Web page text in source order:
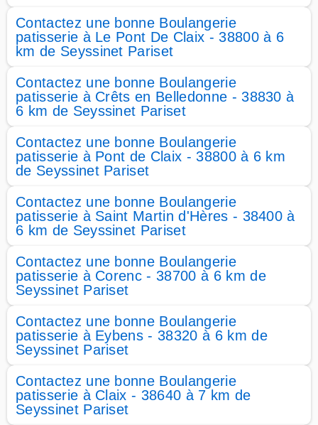
Contactez une bonne Boulangerie
patisserie à Le Pont De Claix - 38800 à 6
km de Seyssinet Pariset
Contactez une bonne Boulangerie
patisserie à Crêts en Belledonne - 38830 à
6 km de Seyssinet Pariset
Contactez une bonne Boulangerie
patisserie à Pont de Claix - 38800 à 6 km
de Seyssinet Pariset
Contactez une bonne Boulangerie
patisserie à Saint Martin d'Hères - 38400 à
6 km de Seyssinet Pariset
Contactez une bonne Boulangerie
patisserie à Corenc - 38700 à 6 km de
Seyssinet Pariset
Contactez une bonne Boulangerie
patisserie à Eybens - 38320 à 6 km de
Seyssinet Pariset
Contactez une bonne Boulangerie
patisserie à Claix - 38640 à 7 km de
Seyssinet Pariset